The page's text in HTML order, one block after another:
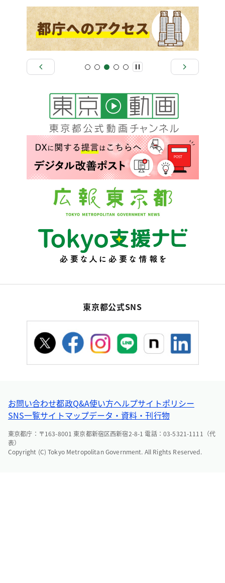
東京都公式SNS
お問い合わせ都政Q&A使い方ヘルプサイトポリシー
SNS一覧サイトマップデータ・資料・刊行物
東京都庁：〒163-8001 東京都新宿区西新宿2-8-1 電話：03-5321-1111（代
表）
Copyright (C) Tokyo Metropolitan Government. All Rights Reserved.